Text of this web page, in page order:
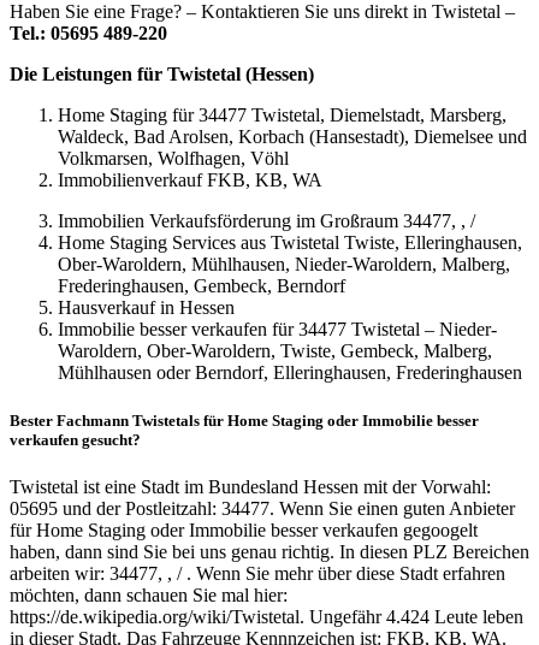
Haben Sie eine Frage? – Kontaktieren Sie uns direkt in Twistetal –
Tel.: 05695 489-220
Die Leistungen für Twistetal (Hessen)
Home Staging für 34477 Twistetal, Diemelstadt, Marsberg,
Waldeck, Bad Arolsen, Korbach (Hansestadt), Diemelsee und
Volkmarsen, Wolfhagen, Vöhl
Immobilienverkauf FKB, KB, WA
Immobilien Verkaufsförderung im Großraum 34477, , /
Home Staging Services aus Twistetal Twiste, Elleringhausen,
Ober-Waroldern, Mühlhausen, Nieder-Waroldern, Malberg,
Frederinghausen, Gembeck, Berndorf
Hausverkauf in Hessen
Immobilie besser verkaufen für 34477 Twistetal – Nieder-
Waroldern, Ober-Waroldern, Twiste, Gembeck, Malberg,
Mühlhausen oder Berndorf, Elleringhausen, Frederinghausen
Bester Fachmann Twistetals für Home Staging oder Immobilie besser
verkaufen gesucht?
Twistetal ist eine Stadt im Bundesland Hessen mit der Vorwahl:
05695 und der Postleitzahl: 34477. Wenn Sie einen guten Anbieter
für Home Staging oder Immobilie besser verkaufen gegoogelt
haben, dann sind Sie bei uns genau richtig. In diesen PLZ Bereichen
arbeiten wir: 34477, , / . Wenn Sie mehr über diese Stadt erfahren
möchten, dann schauen Sie mal hier:
https://de.wikipedia.org/wiki/Twistetal. Ungefähr 4.424 Leute leben
in dieser Stadt. Das Fahrzeuge Kennnzeichen ist: FKB, KB, WA.